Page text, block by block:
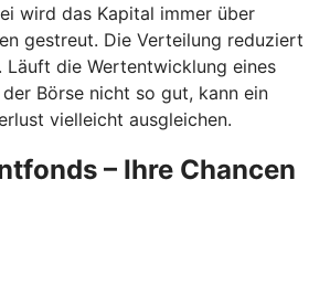
wird das Kapital immer über
gestreut. Die Verteilung reduziert
Läuft die Wertentwicklung eines
Börse nicht so gut, kann ein
vielleicht ausgleichen.
– Ihre Chancen